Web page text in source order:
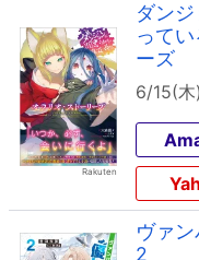
ダン
って
ーズ
6/15(木)
ヴァ
2